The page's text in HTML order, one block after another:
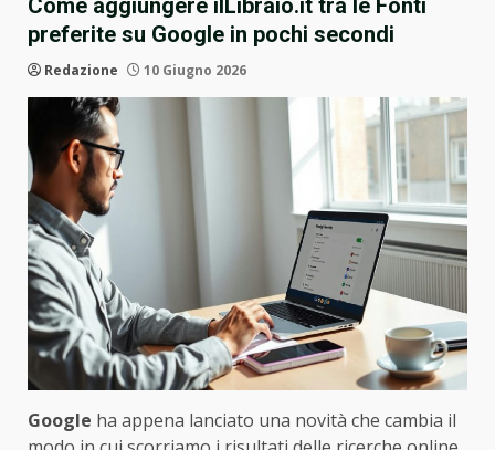
Come aggiungere ilLibraio.it tra le Fonti
preferite su Google in pochi secondi
Redazione 10 Giugno 2026
Google ha appena lanciato una novità che cambia il